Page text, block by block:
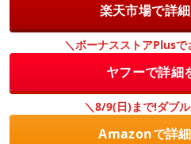
楽天市場で詳
＼ボーナスストアPlus
ヤフーで詳細
＼8/9(日)まで!ダブ
Amazonで詳